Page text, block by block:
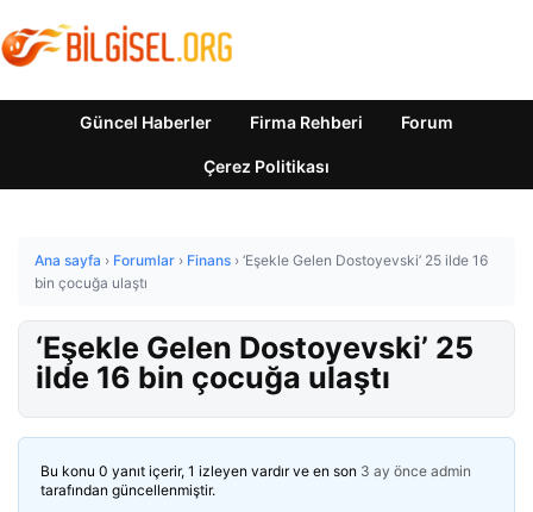
Güncel Haberler Firma Rehberi Forum
Çerez Politikası
Ana sayfa › Forumlar › Finans › ‘Eşekle Gelen Dostoyevski’ 25 ilde 16
bin çocuğa ulaştı
‘Eşekle Gelen Dostoyevski’ 25
ilde 16 bin çocuğa ulaştı
Bu konu 0 yanıt içerir, 1 izleyen vardır ve en son 3 ay önce admin
tarafından güncellenmiştir.